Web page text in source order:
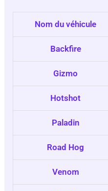
Nom du véhicule
Backfire
Gizmo
Hotshot
Paladin
Road Hog
Venom